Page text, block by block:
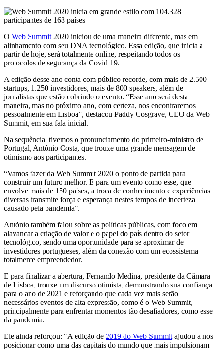
O Web Summit2020 iniciou de uma maneira diferente, mas em
alinhamento com seu DNA tecnológico. Essa edição, que inicia a
partir de hoje, será totalmente online, respeitando todos os
protocolos de segurança da Covid-19.
A edição desse ano conta com público recorde, com mais de 2.500
startups, 1.250 investidores, mais de 800 speakers, além de
jornalistas que estão cobrindo o evento. “Esse ano será desta
maneira, mas no próximo ano, com certeza, nos encontraremos
pessoalmente em Lisboa”, destacou Paddy Cosgrave, CEO da Web
Summit, em sua fala inicial.
Na sequência, tivemos o pronunciamento do primeiro-ministro de
Portugal, António Costa, que trouxe uma grande mensagem de
otimismo aos participantes.
“Vamos fazer da Web Summit 2020 o ponto de partida para
construir um futuro melhor. E para um evento como esse, que
envolve mais de 150 países, a troca de conhecimento e experiências
diversas transmite força e esperança nestes tempos de incerteza
causado pela pandemia”.
António também falou sobre as políticas públicas, com foco em
alavancar a criação de valor e o papel do país dentro do setor
tecnológico, sendo uma oportunidade para se aproximar de
investidores portugueses, além da conexão com um ecossistema
totalmente empreendedor.
E para finalizar a abertura, Fernando Medina, presidente da Câmara
de Lisboa, trouxe um discurso otimista, demonstrando sua confiança
para o ano de 2021 e reforçando que cada vez mais serão
necessários eventos de alta expressão, como é o Web Summit,
principalmente para enfrentar momentos tão desafiadores, como esse
da pandemia.
Ele ainda reforçou: “A edição de 2019 do Web Summitajudou a nos
posicionar como uma das capitais do mundo que mais impulsionam